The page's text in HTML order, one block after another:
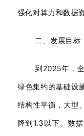
强化对算力和数据
二、发展目标
到2025年，
绿色集约的基础设
结构性平衡，大型
降到1.3以下。数